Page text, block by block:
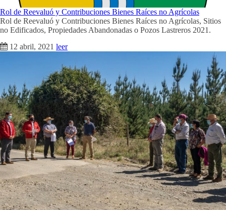
Rol de Reevaluó y Contribuciones Bienes Raíces no Agrícolas
Rol de Reevaluó y Contribuciones Bienes Raíces no Agrícolas, Sitios
no Edificados, Propiedades Abandonadas o Pozos Lastreros 2021.
12 abril, 2021 leer